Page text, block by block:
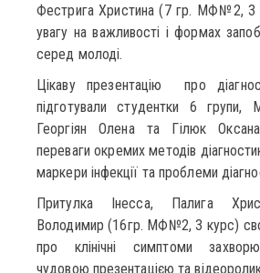
Фестрига Христина (7 гр. МФ№2, 3
увагу на важливості і формах
серед молоді.
Цікаву презентацію про
підготували студентки 6
Георгіян Олена та Гілюк
переваги окремих методів
маркери інфекції та проблеми
Притулка Інесса, Палига
Володимир (16гр. МФ№2, 3 курс)
про клінічні симптоми
чудовою презентацією та